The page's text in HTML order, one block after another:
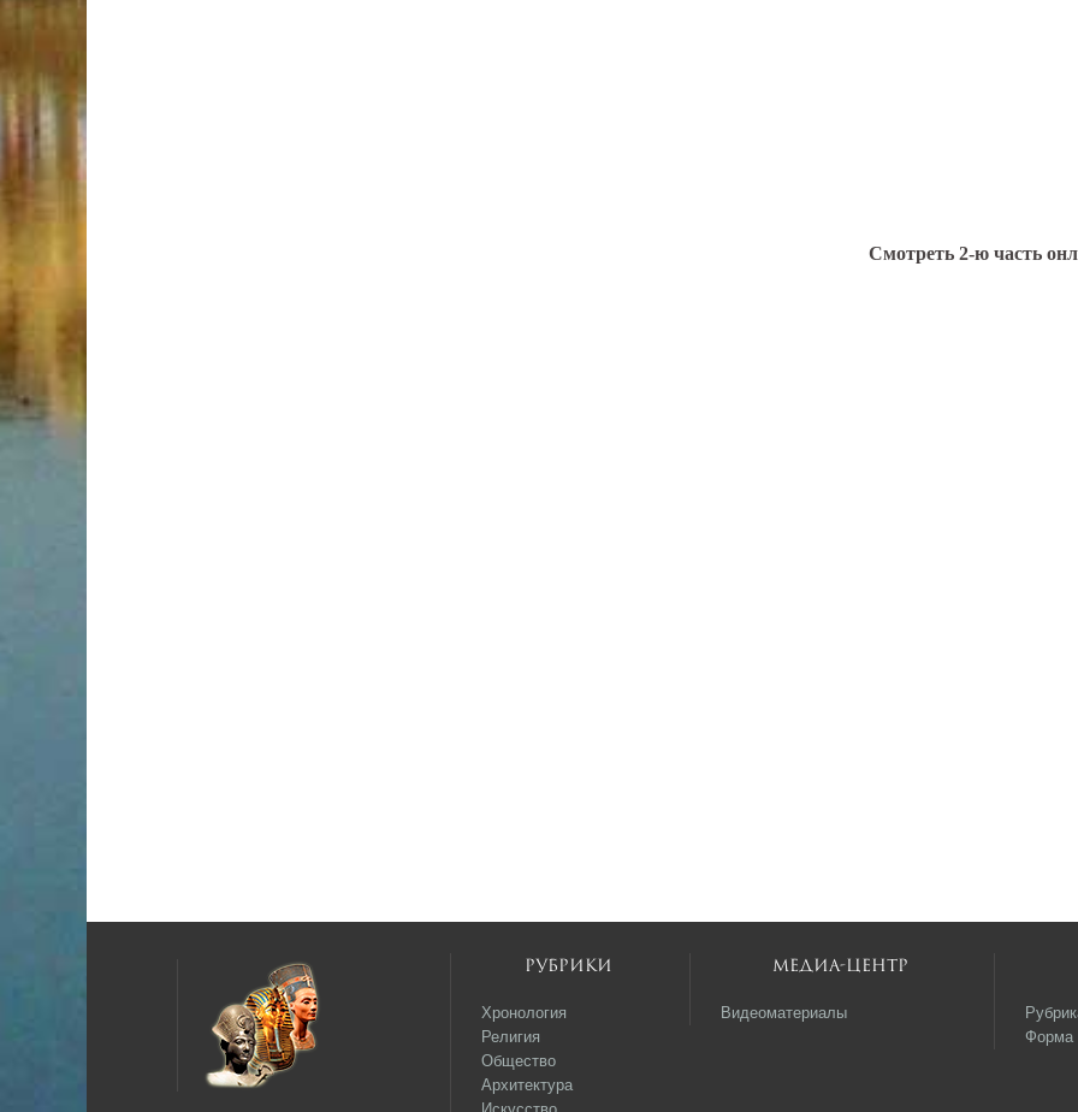
Смотреть 2-ю часть
Рубрики
Хронология
Религия
Общество
Архитектура
Медиа-центр
Видеоматериалы
Форма